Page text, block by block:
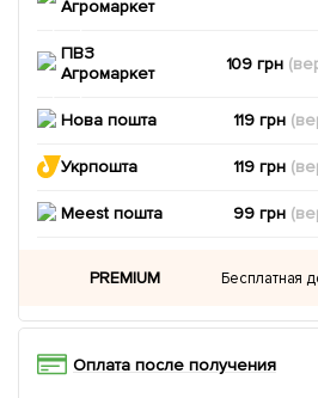
Агромаркет
ПВЗ
Агромаркет
109 грн
Нова пошта 119 грн
Укрпошта 119 грн
Meest пошта 99 грн
PREMIUM Бесплатная
Оплата после получения